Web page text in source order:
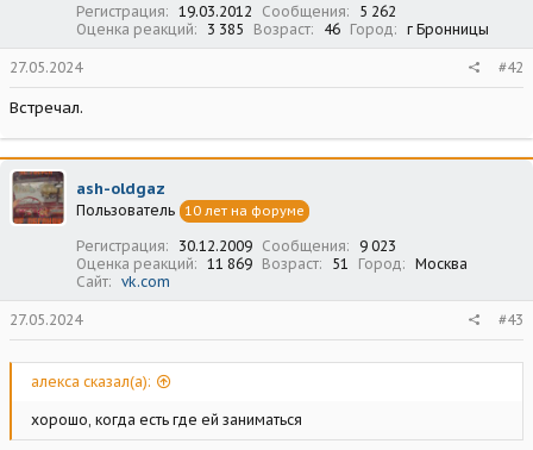
Регистрация 19.03.2012 Сообщения
5 262
Оценка реакций
3 385 Возраст 46 Город г Бронницы
27.05.2024 #42
Встречал.
ash-oldgaz
Пользователь 10 лет на форуме
Регистрация 30.12.2009 Сообщения
9 023
Оценка реакций
11 869 Возраст 51 Город
Москва
Сайт
vk.com
27.05.2024 #43
алекса сказал(а):
хорошо, когда есть где ей заниматься